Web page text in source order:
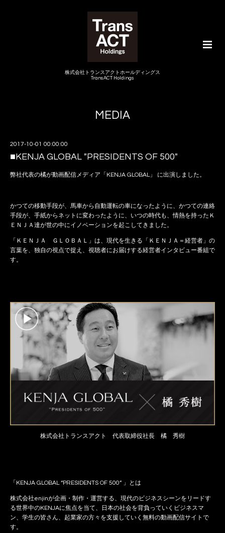
株式会社トランスアクトホールディングス
TransACT Holdings
MEDIA
2017-10-01 00:00:00
■KENJA GLOBAL "PRESIDENTS OF 500"
弊社代表の橘が動画配信メディア「KENJA GLOBAL」 に出演しました。
かつての移動手段が、馬車から自動運転の車になったように、かつての連絡
手段が、手紙からネットに変わったように、いつの時代も、情熱を持ったＫ
ＥＮＪＡ達が世の中にイノベーションを起こしてきました。
「ＫＥＮＪＡ ＧＬＯＢＡＬ」は、現代を生きる「ＫＥＮＪＡ＝経営者」の
言葉を、独自の視点で捉え、視聴者にお届けする経営者インタビュー番組で
す。
株式会社トランスアクト 代表取締役社長 橘 秀樹
「KENJA GLOBAL “PRESIDENTS OF 500” 」とは
株式会社enjinが企画・制作・運営する、現代のビジネスシーンをリードす
る世界中のKENJAに焦点を当て、日本の社会を背負っていくビジネスマ
ン、学生の皆さん、起業家の方々を支援していく無料の動画配信サイトで
す。